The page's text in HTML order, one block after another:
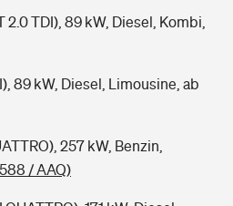
2.0 TDI), 89 kW, Diesel, Kombi,
89 kW, Diesel, Limousine, ab
257 kW, Benzin,
/ AAQ)